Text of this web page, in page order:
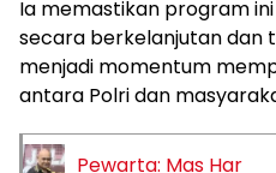
Ia memastikan program
secara berkelanjutan dan
menjadi momentum
antara Polri dan
Pewarta: Mas Har